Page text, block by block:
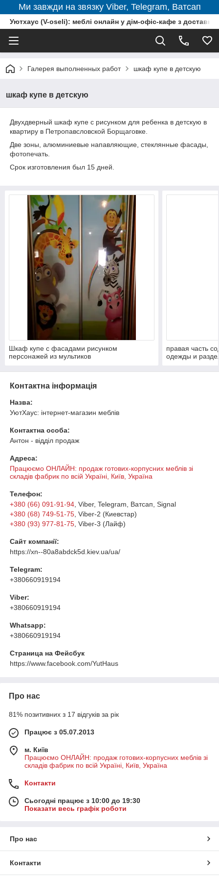
Ми завжди на звязку Viber, Telegram, Ватсап
Уютхаус (V-oseli): меблі онлайн у дім-офіс-кафе з
Галерея выполненных работ шкаф купе в детскую
шкаф купе в детскую
Двухдверный шкаф купе с рисунком для ребенка в детскую в
квартиру в Петропавсловской Борщаговке.
Две зоны, алюминиевые напавляющие, стеклянные фасады,
фотопечать.
Срок изготовления был 15 дней.
Шкаф купе с фасадами рисунком
персонажей из мультиков
правая часть
одежды и
Контактна інформація
Назва:
УютХаус: інтернет-магазин меблів
Контактна особа:
Антон - відділ продаж
Адреса:
Працюємо ОНЛАЙН: продаж готових-корпусних меблів зі
складів фабрик по всій Україні, Київ, Україна
Телефон:
+380 (66) 091-91-94 , Viber, Telegram, Ватсап, Signal
+380 (68) 749-51-75 , Viber-2 (Киевстар)
+380 (93) 977-81-75 , Viber-3 (Лайф)
Сайт компанії:
https://xn--80a8abdck5d.kiev.ua/ua/
Telegram:
+380660919194
Viber:
+380660919194
Whatsapp:
+380660919194
Страница на Фейсбук
https://www.facebook.com/YutHaus
Про нас
81% позитивних з 17 відгуків за рік
Працює з 05.07.2013
м. Київ
Працюємо ОНЛАЙН: продаж готових-корпусних меблів зі
складів фабрик по всій Україні, Київ, Україна
Контакти
Сьогодні працює з 10:00 до 19:30
Показати весь графік роботи
Про нас
Контакти